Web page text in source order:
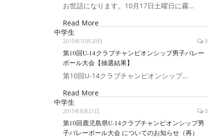
お世話になります。10月17日土曜日に霧…
Read More
中学生
2015年10月20日 0
第10回U-14クラブチャンピオンシップ男子バレー
ボール大会【抽選結果】
第10回U-14クラブチャンピオンシップ…
Read More
中学生
2015年8月21日 0
第10回鹿児島県U-14クラブチャンピオンシップ男
子バレーボール大会 についてのお知らせ（再）